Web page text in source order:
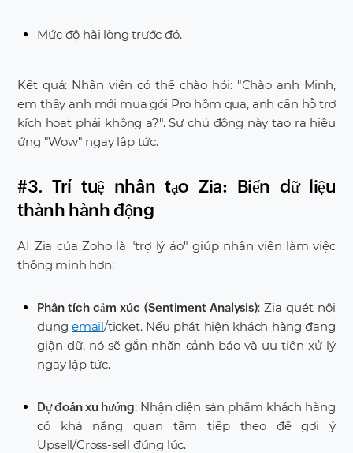
Mức độ hài lòng trước đó.
Kết quả: Nhân viên có thể chào hỏi: "Chào anh Minh,
em thấy anh mới mua gói Pro hôm qua, anh cần hỗ trợ
kích hoạt phải không ạ?". Sự chủ động này tạo ra hiệu
ứng "Wow" ngay lập tức.
#3. Trí tuệ nhân tạo Zia: Biến dữ liệu
thành hành động
AI Zia của Zoho là "trợ lý ảo" giúp nhân viên làm việc
thông minh hơn:
Phân tích cảm xúc (Sentiment Analysis): Zia quét nội
dungemail/ticket. Nếu phát hiện khách hàng đang
giận dữ, nó sẽ gắn nhãn cảnh báo và ưu tiên xử lý
ngay lập tức.
Dự đoán xu hướng: Nhận diện sản phẩm khách hàng
có khả năng quan tâm tiếp theo để gợi ý
Upsell/Cross-sell đúng lúc.